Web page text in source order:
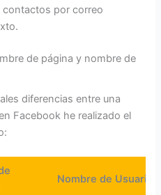
contactos por correo
de página y nombre de
diferencias entre una
Facebook he realizado el
Nombre de Usuario